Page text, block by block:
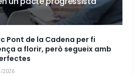
Pont de la Cadena per fi
a florir, però segueix amb
2026